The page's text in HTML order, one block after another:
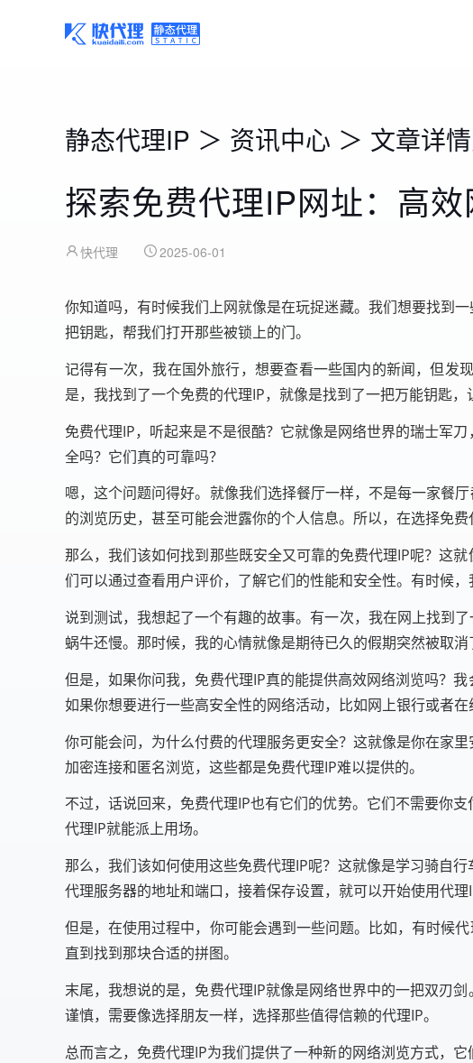
静态代理IP ＞ 资讯中心 ＞ 文章详
探索免费代理IP网址：高
快代理 2025-06-01
你知道吗，有时候我们上网就像是在玩捉迷藏。我们想要找到
把钥匙，帮我们打开那些被锁上的门。
记得有一次，我在国外旅行，想要查看一些国内的新闻，但发
是，我找到了一个免费的代理IP，就像是找到了一把万能钥匙，
免费代理IP，听起来是不是很酷？它就像是网络世界的瑞士军
全吗？它们真的可靠吗？
嗯，这个问题问得好。就像我们选择餐厅一样，不是每一家餐
的浏览历史，甚至可能会泄露你的个人信息。所以，在选择免
那么，我们该如何找到那些既安全又可靠的免费代理IP呢？这
们可以通过查看用户评价，了解它们的性能和安全性。有时候
说到测试，我想起了一个有趣的故事。有一次，我在网上找到
蜗牛还慢。那时候，我的心情就像是期待已久的假期突然被取
但是，如果你问我，免费代理IP真的能提供高效网络浏览吗？
如果你想要进行一些高安全性的网络活动，比如网上银行或者
你可能会问，为什么付费的代理服务更安全？这就像是你在家
加密连接和匿名浏览，这些都是免费代理IP难以提供的。
不过，话说回来，免费代理IP也有它们的优势。它们不需要你
代理IP就能派上用场。
那么，我们该如何使用这些免费代理IP呢？这就像是学习骑自
代理服务器的地址和端口，接着保存设置，就可以开始使用代理
但是，在使用过程中，你可能会遇到一些问题。比如，有时候
直到找到那块合适的拼图。
末尾，我想说的是，免费代理IP就像是网络世界中的一把双刃
谨慎，需要像选择朋友一样，选择那些值得信赖的代理IP。
总而言之，免费代理IP为我们提供了一种新的网络浏览方式，